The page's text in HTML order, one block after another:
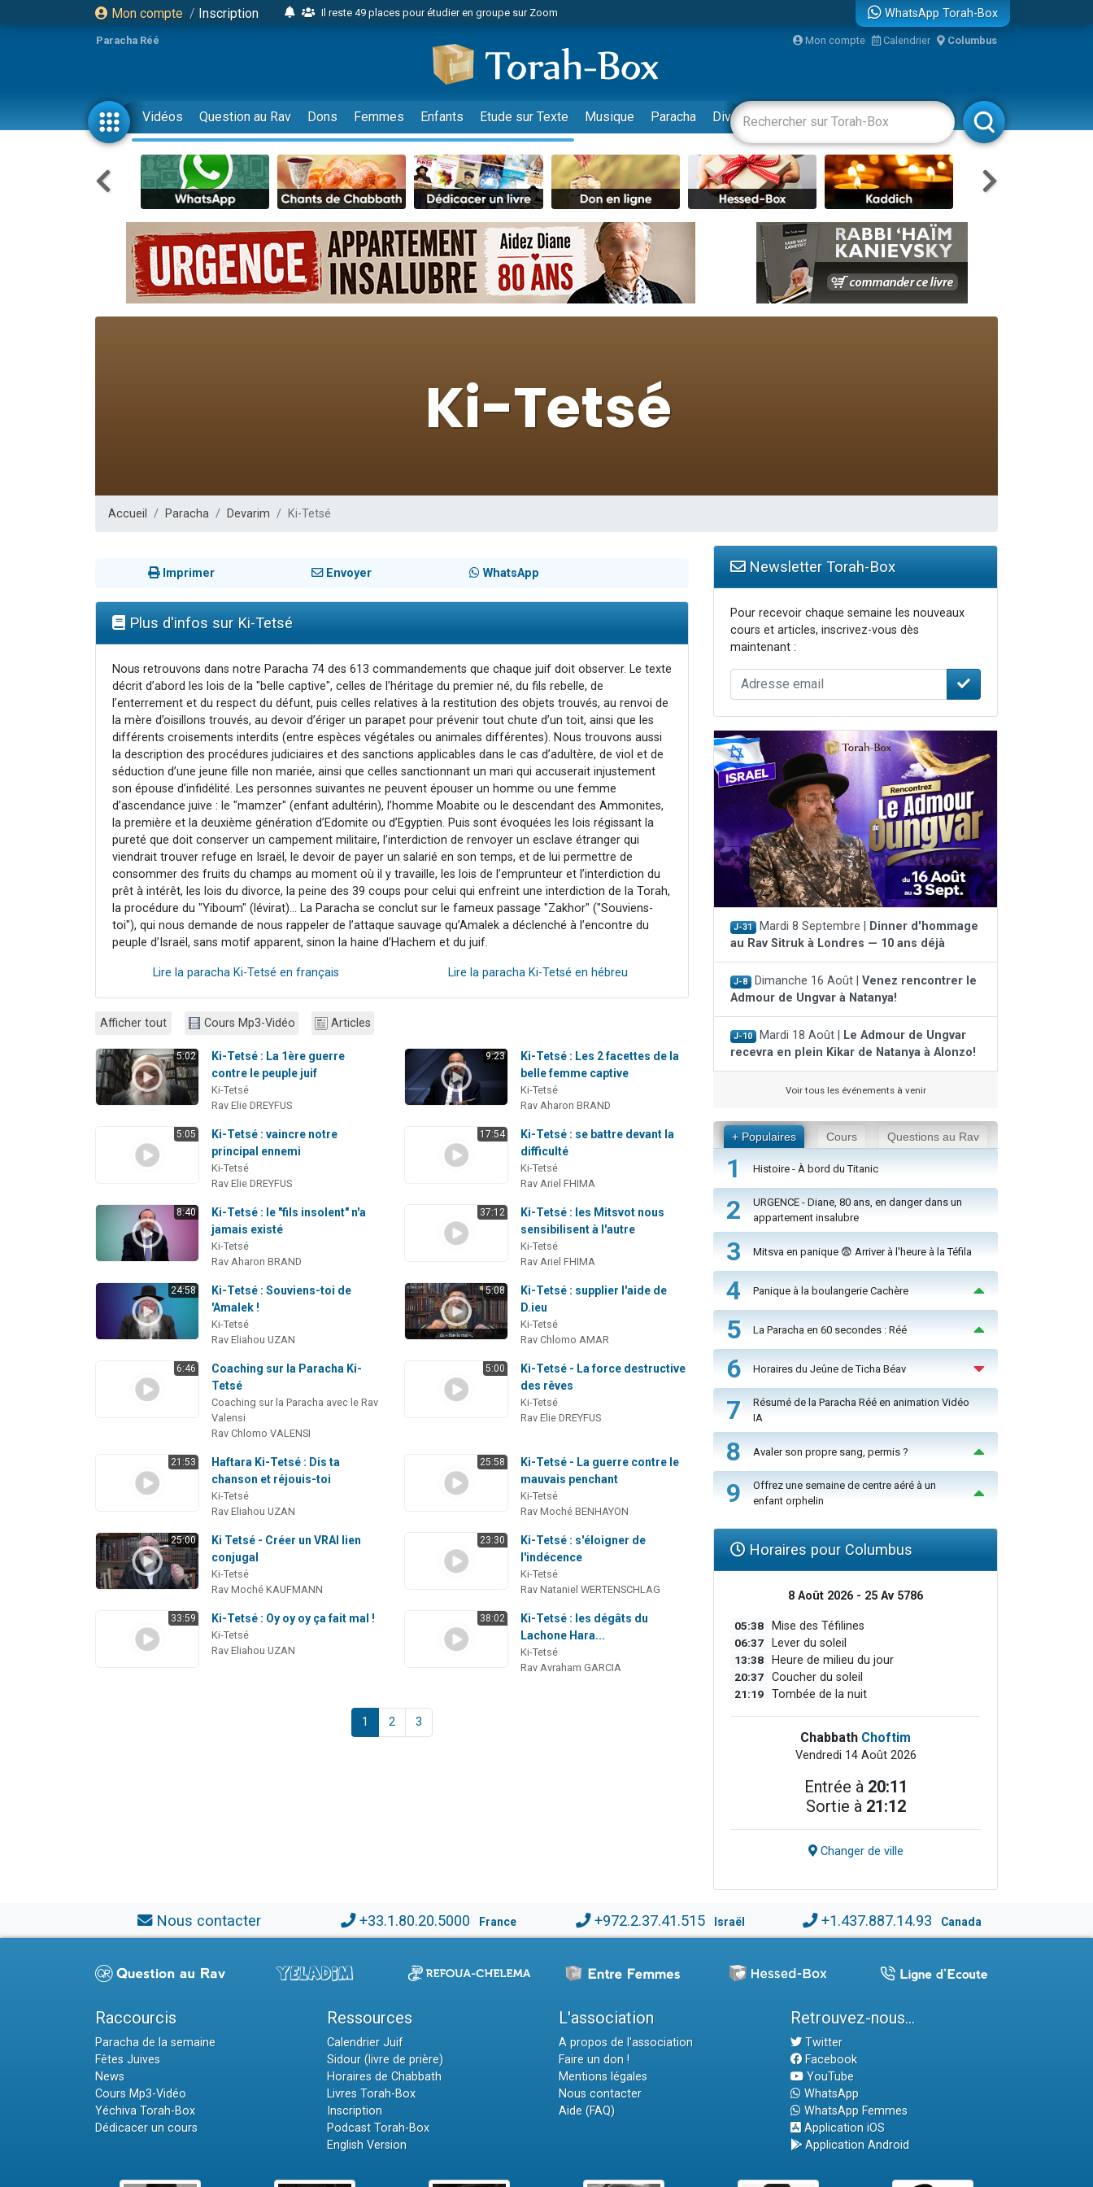
Mon compte / Inscription
Il reste 49 places pour étudier en groupe sur Zoom
2 personnes viennent de nous rejoindre sur WhatsApp
6 personnes viennent de nous rejoindre sur WhatsApp
4 personnes viennent de faire un don pour Reloger Rivka, 6 enfants, victime de violences...
2 personnes viennent de faire un don pour 1 Journée de Vacances Pour les Enfants
17 personnes viennent de demander une bénédiction
4 personnes viennent de nous rejoindre sur WhatsApp
Il reste 49 places pour étudier en groupe sur Zoom
Eva vient de donner son Maasser
4 personnes viennent de nous rejoindre sur WhatsApp
3 personnes viennent de nous rejoindre sur WhatsApp
Odaya vient de donner son Maasser
30 personnes viennent de faire un don pour Sauvez la jambe de Yohan
Il reste 49 places pour étudier en groupe sur Zoom
WhatsApp Torah-Box
Paracha Réé Mon compte Calendrier Columbus
Vidéos Question au Rav Dons Femmes Enfants Etude sur Texte Musique Paracha Divertissements Livres Rabbanim
Accueil Paracha Devarim Ki-Tetsé
Imprimer Envoyer WhatsApp
Plus d'infos sur Ki-Tetsé
Nous retrouvons dans notre Paracha 74 des 613 commandements que chaque juif doit observer. Le texte
décrit d’abord les lois de la "belle captive", celles de l’héritage du premier né, du fils rebelle, de
l’enterrement et du respect du défunt, puis celles relatives à la restitution des objets trouvés, au renvoi de
la mère d’oisillons trouvés, au devoir d’ériger un parapet pour prévenir tout chute d’un toit, ainsi que les
différents croisements interdits (entre espèces végétales ou animales différentes). Nous trouvons aussi
la description des procédures judiciaires et des sanctions applicables dans le cas d’adultère, de viol et de
séduction d’une jeune fille non mariée, ainsi que celles sanctionnant un mari qui accuserait injustement
son épouse d’infidélité. Les personnes suivantes ne peuvent épouser un homme ou une femme
d’ascendance juive : le "mamzer" (enfant adultérin), l’homme Moabite ou le descendant des Ammonites,
la première et la deuxième génération d’Edomite ou d’Egyptien. Puis sont évoquées les lois régissant la
pureté que doit conserver un campement militaire, l’interdiction de renvoyer un esclave étranger qui
viendrait trouver refuge en Israël, le devoir de payer un salarié en son temps, et de lui permettre de
consommer des fruits du champs au moment où il y travaille, les lois de l’emprunteur et l’interdiction du
prêt à intérêt, les lois du divorce, la peine des 39 coups pour celui qui enfreint une interdiction de la Torah,
la procédure du "Yiboum" (lévirat)... La Paracha se conclut sur le fameux passage "Zakhor" ("Souviens-
toi"), qui nous demande de nous rappeler de l’attaque sauvage qu’Amalek a déclenché à l’encontre du
peuple d’Israël, sans motif apparent, sinon la haine d’Hachem et du juif.
Lire la paracha Ki-Tetsé en français Lire la paracha Ki-Tetsé en hébreu
Afficher tout Cours Mp3-Vidéo Articles
5:02
Ki-Tetsé : La 1ère guerre
contre le peuple juif
Ki-Tetsé
Rav Elie DREYFUS
9:23
Ki-Tetsé : Les 2 facettes de la
belle femme captive
Ki-Tetsé
Rav Aharon BRAND
5:05
Ki-Tetsé : vaincre notre
principal ennemi
Ki-Tetsé
Rav Elie DREYFUS
17:54
Ki-Tetsé : se battre devant la
difficulté
Ki-Tetsé
Rav Ariel FHIMA
8:40
Ki-Tetsé : le "fils insolent" n'a
jamais existé
Ki-Tetsé
Rav Aharon BRAND
37:12
Ki-Tetsé : les Mitsvot nous
sensibilisent à l'autre
Ki-Tetsé
Rav Ariel FHIMA
24:58
Ki-Tetsé : Souviens-toi de
'Amalek !
Ki-Tetsé
Rav Eliahou UZAN
5:08
Ki-Tetsé : supplier l'aide de
D.ieu
Ki-Tetsé
Rav Chlomo AMAR
6:46
Coaching sur la Paracha Ki-
Tetsé
Coaching sur la Paracha avec le Rav
Valensi
Rav Chlomo VALENSI
5:00
Ki-Tetsé - La force destructive
des rêves
Ki-Tetsé
Rav Elie DREYFUS
21:53
Haftara Ki-Tetsé : Dis ta
chanson et réjouis-toi
Ki-Tetsé
Rav Eliahou UZAN
25:58
Ki-Tetsé - La guerre contre le
mauvais penchant
Ki-Tetsé
Rav Moché BENHAYON
25:00
Ki Tetsé - Créer un VRAI lien
conjugal
Ki-Tetsé
Rav Moché KAUFMANN
23:30
Ki-Tetsé : s'éloigner de
l'indécence
Ki-Tetsé
Rav Nataniel WERTENSCHLAG
33:59 Ki-Tetsé : Oy oy oy ça fait mal !
Ki-Tetsé
Rav Eliahou UZAN
38:02
Ki-Tetsé : les dégâts du
Lachone Hara...
Ki-Tetsé
Rav Avraham GARCIA
1 2 3
Newsletter Torah-Box
Pour recevoir chaque semaine les nouveaux
cours et articles, inscrivez-vous dès
maintenant :
J-31 Mardi 8 Septembre |
Dinner d'hommage
au Rav Sitruk à Londres — 10 ans déjà
J-8 Dimanche 16 Août | Venez rencontrer le
Admour de Ungvar à Natanya!
J-10 Mardi 18 Août |
Le Admour de Ungvar
recevra en plein Kikar de Natanya à Alonzo!
Voir tous les événements à venir
+ Populaires Cours Questions au Rav
1 Histoire - À bord du Titanic
2
URGENCE - Diane, 80 ans, en danger dans un
appartement insalubre
3 Mitsva en panique 😨 Arriver à l'heure à la Téfila
4 Panique à la boulangerie Cachère
5 La Paracha en 60 secondes : Réé
6 Horaires du Jeûne de Ticha Béav
7
Résumé de la Paracha Réé en animation Vidéo
IA
8 Avaler son propre sang, permis ?
9
Offrez une semaine de centre aéré à un
enfant orphelin
Horaires pour Columbus
8 Août 2026 - 25 Av 5786
05:38 Mise des Téfilines
06:37 Lever du soleil
13:38 Heure de milieu du jour
20:37 Coucher du soleil
21:19 Tombée de la nuit
Chabbath Choftim
Vendredi 14 Août 2026
Entrée à 20:11
Sortie à 21:12
Changer de ville
Nous contacter +33.1.80.20.5000 France +972.2.37.41.515 Israël +1.437.887.14.93 Canada
Raccourcis
Paracha de la semaine
Fêtes Juives
News
Cours Mp3-Vidéo
Yéchiva Torah-Box
Dédicacer un cours
Ressources
Calendrier Juif
Sidour (livre de prière)
Horaires de Chabbath
Livres Torah-Box
Inscription
Podcast Torah-Box
English Version
L'association
A propos de l'association
Faire un don !
Mentions légales
Nous contacter
Aide (FAQ)
Retrouvez-nous...
Twitter
Facebook
YouTube
WhatsApp
WhatsApp Femmes
Application iOS
Application Android